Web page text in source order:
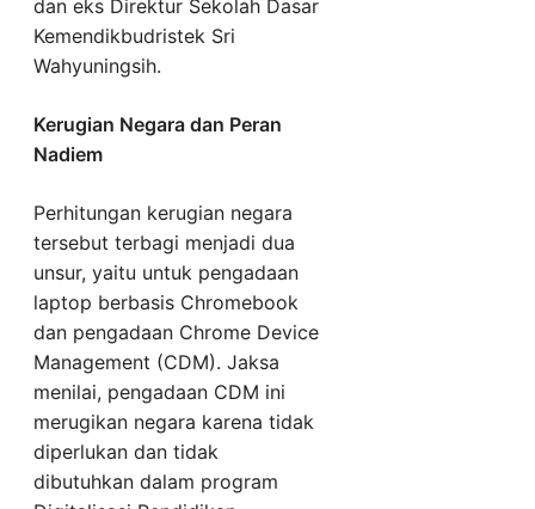
dan eks Direktur Sekolah Dasar
Kemendikbudristek Sri
Wahyuningsih.
Kerugian Negara dan Peran
Nadiem
Perhitungan kerugian negara
tersebut terbagi menjadi dua
unsur, yaitu untuk pengadaan
laptop berbasis Chromebook
dan pengadaan Chrome Device
Management (CDM). Jaksa
menilai, pengadaan CDM ini
merugikan negara karena tidak
diperlukan dan tidak
dibutuhkan dalam program